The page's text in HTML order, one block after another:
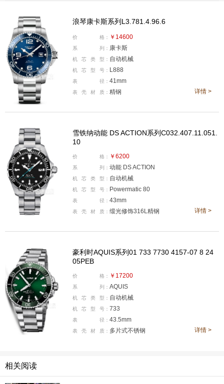
产品型号:C032.407.11.051.10
国内公价:RMB 6,200
腕表直径:43毫米
机芯类型:自动机械
机芯型号:ETA Powermatic 80
表壳材质:缎光修饰316L精钢,表圈由黑色阳极氧化铝制
成，饰Super-LumiNova®夜光防护标记
防水深度:300米
表款详情：http://www.xbiao.com/certina/61466/
腕表点评：雪铁纳新海龟的出现，无疑为性价比的潜水腕
表提供了更多选择。秉承品牌专利双保险技术 (DS Conce
pt)，令全新的表款在可靠性、耐用性和精准性方面再上新
高度。特别是今天介绍的这枚STC纪念款新海龟，无论是
锁防护表冠以及经典的黑色镀层盘面等等，展现出品牌潜
水表的独特美学。此外，更加入了绿蓝色元素融入醒目的
秒针和300米潜水深度标识，令全新的时尚、张扬的的外
观，与卓越的内在相融，彰显出色的性价比。
豪利时潜水系列01 733 7730 4157-07 8 24 05PEB腕表
浪琴康卡斯系列L3.781.4.96.6
价 格： ￥14600
系 列： 康卡斯
机 芯 类 型： 自动机械
机 芯 型 号： L888
表 径： 41mm
表 壳 材 质： 精钢 详情 >
雪铁纳动能 DS ACTION系列C032.407.11.051.
10
价 格： ￥6200
系 列： 动能 DS ACTION
机 芯 类 型： 自动机械
机 芯 型 号： Powermatic 80
表 径： 43mm
表 壳 材 质： 缎光修饰316L精钢 详情 >
豪利时AQUIS系列01 733 7730 4157-07 8 24
05PEB
价 格： ￥17200
系 列： AQUIS
机 芯 类 型： 自动机械
机 芯 型 号： 733
表 径： 43.5mm
表 壳 材 质： 多片式不锈钢 详情 >
相关阅读